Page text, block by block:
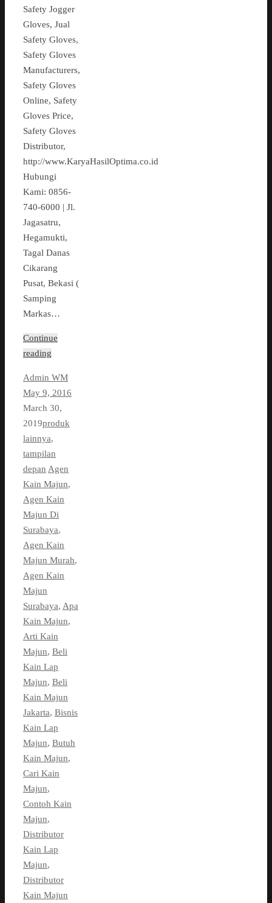
Safety Jogger
Gloves, Jual
Safety Gloves,
Safety Gloves
Manufacturers,
Safety Gloves
Online, Safety
Gloves Price,
Safety Gloves
Distributor,
http://www.KaryaHasilOptima.co.id
Hubungi
Kami: 0856-
740-6000 | Jl.
Jagasatru,
Hegamukti,
Tagal Danas
Cikarang
Pusat, Bekasi (
Samping
Markas…
Continue
reading
Admin WM
May 9, 2016
March 30,
2019produk
lainnya,
tampilan
depan Agen
Kain Majun,
Agen Kain
Majun Di
Surabaya,
Agen Kain
Majun Murah,
Agen Kain
Majun
Surabaya, Apa
Kain Majun,
Arti Kain
Majun, Beli
Kain Lap
Majun, Beli
Kain Majun
Jakarta, Bisnis
Kain Lap
Majun, Butuh
Kain Majun,
Cari Kain
Majun,
Contoh Kain
Majun,
Distributor
Kain Lap
Majun,
Distributor
Kain Majun